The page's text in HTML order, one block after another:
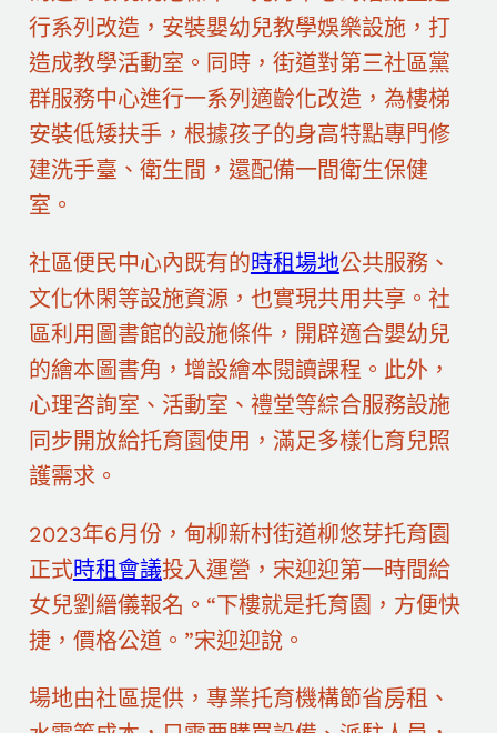
行系列改造，安裝嬰幼兒教學娛樂設施，打
造成教學活動室。同時，街道對第三社區黨
群服務中心進行一系列適齡化改造，為樓梯
安裝低矮扶手，根據孩子的身高特點專門修
建洗手臺、衛生間，還配備一間衛生保健
室。
社區便民中心內既有的時租場地公共服務、
文化休閑等設施資源，也實現共用共享。社
區利用圖書館的設施條件，開辟適合嬰幼兒
的繪本圖書角，增設繪本閱讀課程。此外，
心理咨詢室、活動室、禮堂等綜合服務設施
同步開放給托育園使用，滿足多樣化育兒照
護需求。
2023年6月份，甸柳新村街道柳悠芽托育園
正式時租會議投入運營，宋迎迎第一時間給
女兒劉縉儀報名。“下樓就是托育園，方便快
捷，價格公道。”宋迎迎說。
場地由社區提供，專業托育機構節省房租、